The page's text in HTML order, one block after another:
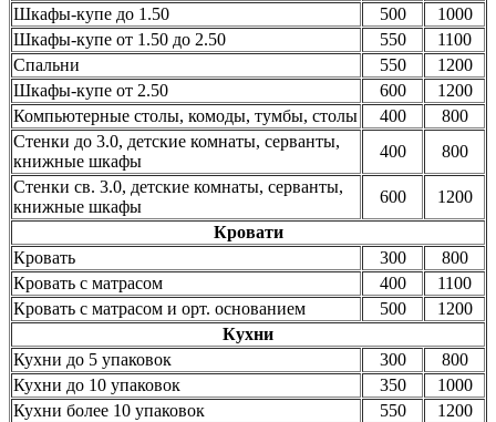
Шкафы-купе до 1.50
500
1000
Шкафы-купе от 1.50 до 2.50
550
1100
Спальни
550
1200
Шкафы-купе от 2.50
600
1200
Компьютерные столы, комоды, тумбы, столы
400
800
Стенки до 3.0, детские комнаты, серванты,
книжные шкафы
400
800
Стенки св. 3.0, детские комнаты, серванты,
книжные шкафы
600
1200
Кровати
Кровать
300
800
Кровать с матрасом
400
1100
Кровать с матрасом и орт. основанием
500
1200
Кухни
Кухни до 5 упаковок
300
800
Кухни до 10 упаковок
350
1000
Кухни более 10 упаковок
550
1200